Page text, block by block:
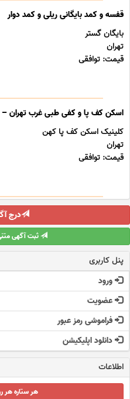
قفسه و کمد بایگانی ریلی و کمد دوار
بایگان گستر
تهران
قیمت: توافقی
اسکن کف پا و کفی طبی غرب تهران
کلینیک اسکن کف پا کهن
تهران
قیمت: توافقی
درج
ثبت آگهی
پنل کاربری
ورود
عضویت
فراموشی رمز عبور
دانلود اپلیکیشن
اطلاعات
هر ستاره هر روز 3 هزار